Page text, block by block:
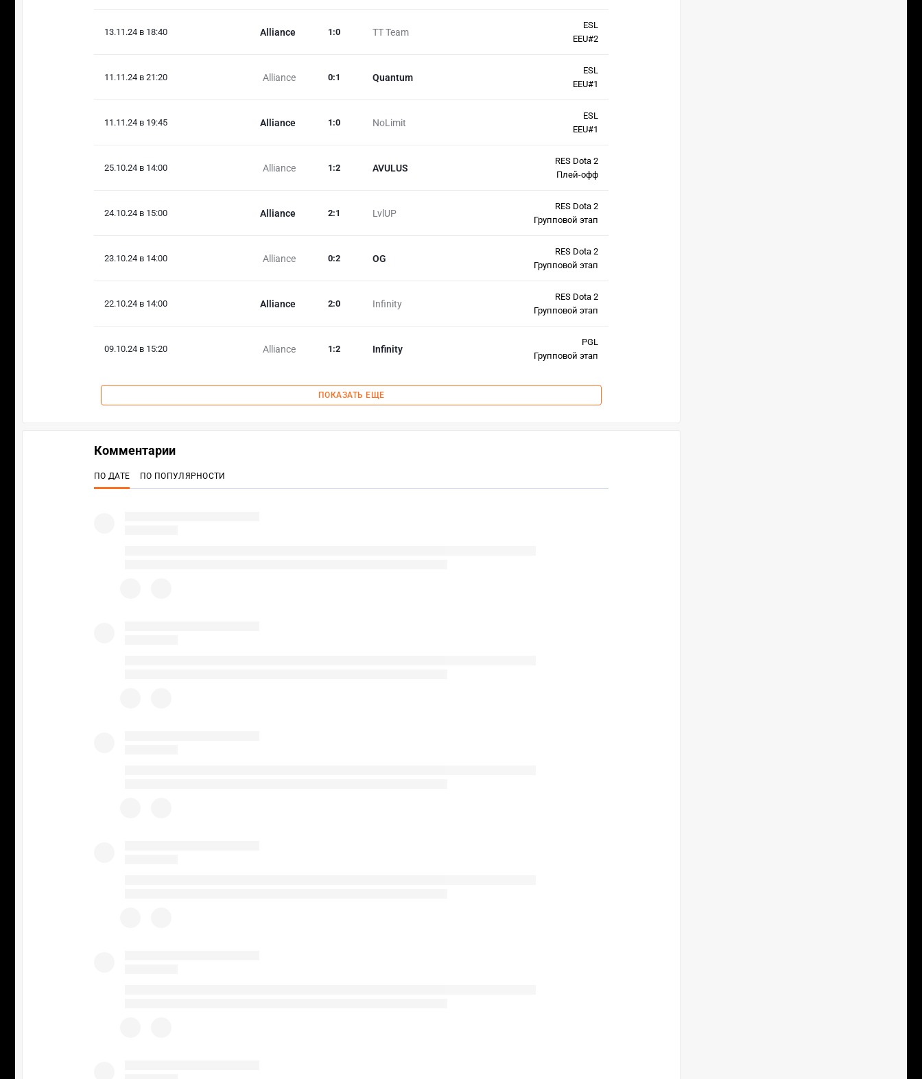
13.11.24 в 18:40 Alliance TT Team
1 :0
ESL
EEU#2
11.11.24 в 21:20 Alliance Quantum
0:1
ESL
EEU#1
11.11.24 в 19:45 Alliance NoLimit
1 :0
ESL
EEU#1
25.10.24 в 14:00 Alliance AVULUS
1 :2
RES Dota 2
Плей-офф
24.10.24 в 15:00 Alliance LvlUP
2:1
RES Dota 2
Групповой этап
23.10.24 в 14:00 Alliance OG
0:2
RES Dota 2
Групповой этап
22.10.24 в 14:00 Alliance Infinity
2:0
RES Dota 2
Групповой этап
09.10.24 в 15:20 Alliance Infinity
1 :2
PGL
Групповой этап
ПОКАЗАТЬ ЕЩЕ
Комментарии
ПО ДАТЕ ПО ПОПУЛЯРНОСТИ